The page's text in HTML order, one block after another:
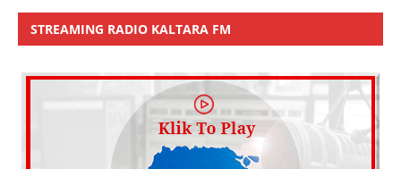
STREAMING RADIO KALTARA FM